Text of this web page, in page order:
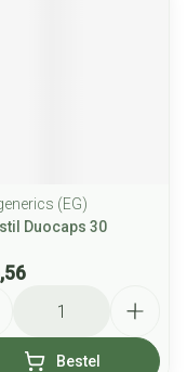
(EG)
Duocaps 30
Bestel